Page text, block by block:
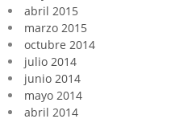
abril 2015
marzo 2015
octubre 2014
julio 2014
junio 2014
mayo 2014
abril 2014